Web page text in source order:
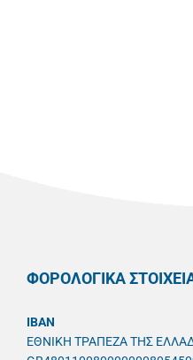
ΦΟΡΟΛΟΓΙΚΑ
IBAN
ΕΘΝΙΚΗ ΤΡΑΠΕΖΑ ΤΗΣ